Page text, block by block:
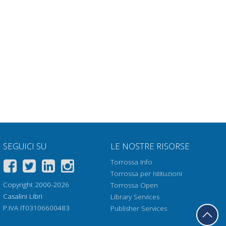
SEGUICI SU
Copyright 2000-2026
Casalini Libri
P.IVA IT03106600483
LE NOSTRE RISORSE
Torrossa Info
Torrossa per Istituzioni
Torrossa Open
Library Services
Publisher Services